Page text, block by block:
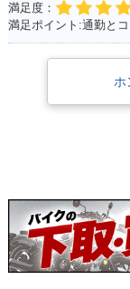
満足度：
ホ